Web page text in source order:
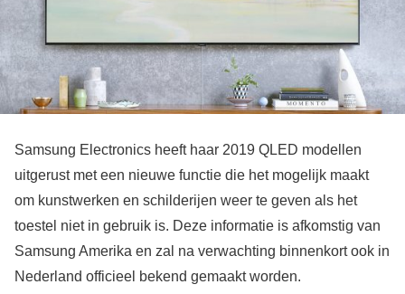
Samsung Electronics heeft haar 2019 QLED modellen
uitgerust met een nieuwe functie die het mogelijk maakt
om kunstwerken en schilderijen weer te geven als het
toestel niet in gebruik is. Deze informatie is afkomstig van
Samsung Amerika en zal na verwachting binnenkort ook in
Nederland officieel bekend gemaakt worden.